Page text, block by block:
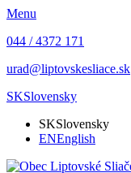
Menu
044 / 4372 171
urad@liptovskesliace.sk
SKSlovensky
SKSlovensky
ENEnglish